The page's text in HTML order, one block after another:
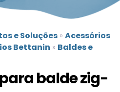
e Soluções » Acessórios
Bettanin » Baldes e
balde zig-